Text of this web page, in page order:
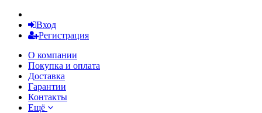
Вход
Регистрация
О компании
Покупка и оплата
Доставка
Гарантии
Контакты
Ещё